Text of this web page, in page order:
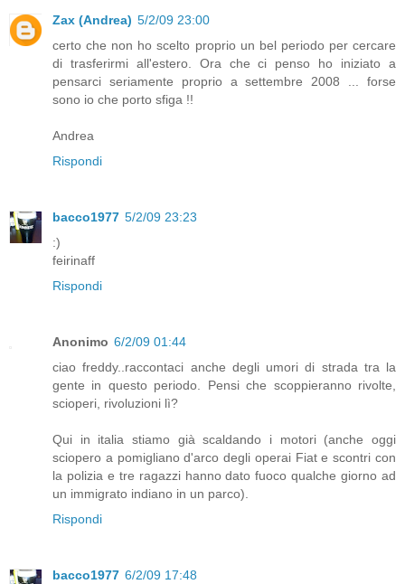
Zax (Andrea) 5/2/09 23:00
certo che non ho scelto proprio un bel periodo per cercare
di trasferirmi all'estero. Ora che ci penso ho iniziato a
pensarci seriamente proprio a settembre 2008 ... forse
sono io che porto sfiga !!
Andrea
Rispondi
bacco1977 5/2/09 23:23
:)
feirinaff
Rispondi
Anonimo 6/2/09 01:44
ciao freddy..raccontaci anche degli umori di strada tra la
gente in questo periodo. Pensi che scoppieranno rivolte,
scioperi, rivoluzioni lì?
Qui in italia stiamo già scaldando i motori (anche oggi
sciopero a pomigliano d'arco degli operai Fiat e scontri con
la polizia e tre ragazzi hanno dato fuoco qualche giorno ad
un immigrato indiano in un parco).
Rispondi
bacco1977 6/2/09 17:48